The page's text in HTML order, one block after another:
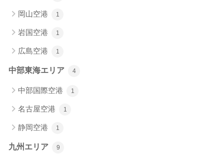
岡山空港 1
岩国空港 1
広島空港 1
中部東海エリア 4
中部国際空港 1
名古屋空港 1
静岡空港 1
九州エリア 9